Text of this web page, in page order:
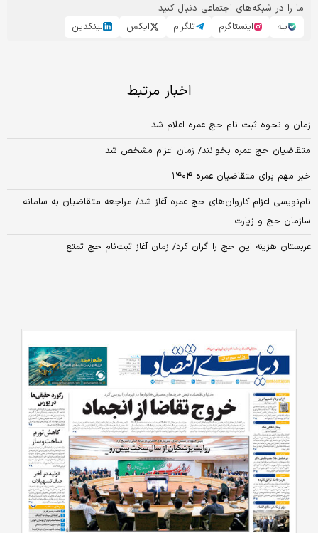
ما را در شبکه‌های اجتماعی دنبال کنید
بله
اینستاگرم تلگرام ایکس لینکدین
اخبار مرتبط
زمان و نحوه ثبت‌ نام حج عمره اعلام شد
متقاضیان حج عمره بخوانند/ زمان اعزام مشخص شد
خبر مهم برای متقاضیان عمره ۱۴۰۴
نام‌نویسی اعزام کاروان‌های حج عمره آغاز شد/ مراجعه متقاضیان به سامانه
سازمان حج و زیارت
عربستان هزینه این حج را گران کرد/ زمان آغاز ثبت‌نام حج تمتع